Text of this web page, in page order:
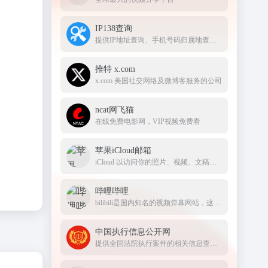
IP138查询
提供IP地址查询、手机号码归属地查询、邮政编码查询及身份证号码验证等服务
推特 x.com
x.com 美国社交网络及微博客服务的公司
ncat网飞猫
在线免费电影网，VIP视频免费看
苹果iCloud邮箱
iCloud 以访问你的照片、视频、文稿、备忘录、通讯录及更多内容。要开始使用 Apple 服务，请使用你的 Apple ID 或创建新的帐户
哔哩哔哩
bilibili是国内知名的视频弹幕网站，这里有及时的动漫新番，活跃的ACG氛围，有创意的Up主。大家可以在这里找到许多欢乐。
中国执行信息公开网
提供全国法院执行案件的相关信息查询服务